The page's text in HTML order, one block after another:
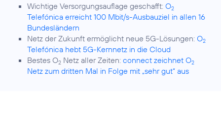
Wichtige Versorgungsauflage geschafft: O2
Telefónica erreicht 100 Mbit/s-Ausbauziel in allen 16
Bundesländern
Netz der Zukunft ermöglicht neue 5G-Lösungen: O2
Telefónica hebt 5G-Kernnetz in die Cloud
Bestes O2 Netz aller Zeiten: connect zeichnet O2
Netz zum dritten Mal in Folge mit „sehr gut“ aus